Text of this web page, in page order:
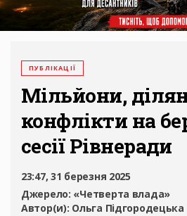
ПУБЛІКАЦІЇ
Мільйони,
конфлікти на
сесії Рівнеради
23:47, 31 березня 2025
Джерело: «Четверта влада»
Автор(и): Ольга Підгородецька